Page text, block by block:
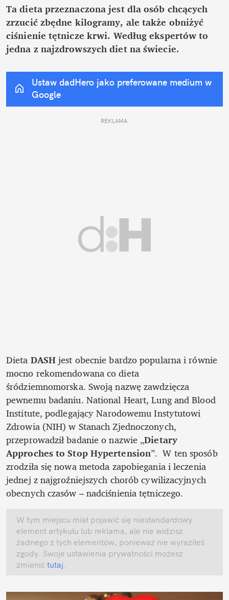
Ta dieta przeznaczona jest dla osób chcących
zrzucić zbędne kilogramy, ale także obniżyć
ciśnienie tętnicze krwi. Według ekspertów to
jedna z najzdrowszych diet na świecie.
Ustaw dadHero jako preferowane medium w
Google
REKLAMA
Dieta DASH jest obecnie bardzo popularna i równie
mocno rekomendowana co dieta
śródziemnomorska. Swoją nazwę zawdzięcza
pewnemu badaniu. National Heart, Lung and Blood
Institute, podlegający Narodowemu Instytutowi
Zdrowia (NIH) w Stanach Zjednoczonych,
przeprowadził badanie o nazwie „Dietary
Approches to Stop Hypertension”.  W ten sposób
zrodziła się nowa metoda zapobiegania i leczenia
jednej z najgroźniejszych chorób cywilizacyjnych
obecnych czasów – nadciśnienia tętniczego.
W tym miejscu miał pojawić się niestandardowy
element artykułu lub reklama, ale nie widzisz
żadnego z tych elementów, ponieważ nie wyraziłeś
zgody. Swoje ustawienia prywatności możesz
zmienić tutaj